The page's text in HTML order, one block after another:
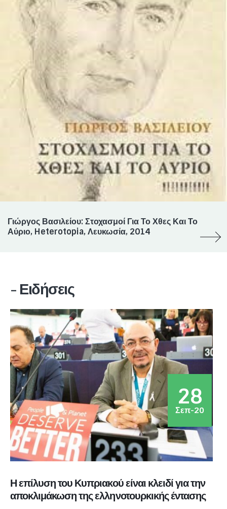
Γιώργος Βασιλείου: Στοχασμοί Για Το Χθες Και Το
Αύριο, Heterotopia, Λευκωσία, 2014
- Ειδήσεις
28
Σεπ-20
Η επίλυση του Κυπριακού είναι κλειδί για την
αποκλιμάκωση της ελληνοτουρκικής έντασης